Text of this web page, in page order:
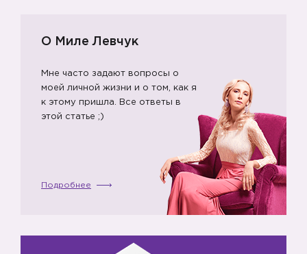
🎈
О Миле Левчук
Мне часто задают вопросы о
моей личной жизни и о том, как я
к этому пришла. Все ответы в
этой статье ;)
Подробнее